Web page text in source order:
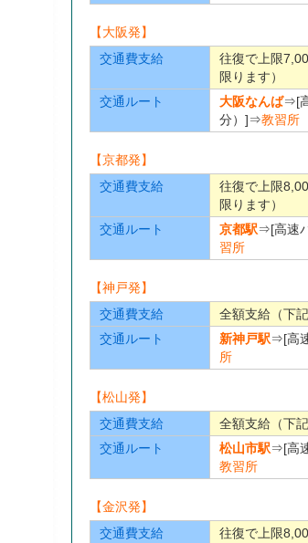
【大阪発】
交通費支給
往復で上限
限ります）
交通ルート
大阪なんば⇒[
分）]⇒教習所
【京都発】
交通費支給
往復で上限
限ります）
交通ルート
京都駅⇒[高速
習所
【神戸発】
交通費支給
全額支給（下
交通ルート
新神戸駅⇒[高
所
【松山発】
交通費支給
全額支給（下
交通ルート
松山市駅⇒[高
教習所
【金沢発】
交通費支給
往復で上限